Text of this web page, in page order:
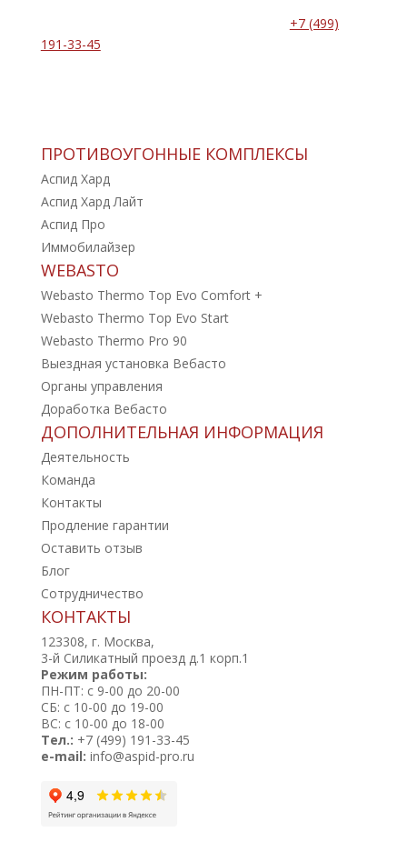
+7 (499)
191-33-45
ПРОТИВОУГОННЫЕ КОМПЛЕКСЫ
Аспид Хард
Аспид Хард Лайт
Аспид Про
Иммобилайзер
WEBASTO
Webasto Thermo Top Evo Comfort +
Webasto Thermo Top Evo Start
Webasto Thermo Pro 90
Выездная установка Вебасто
Органы управления
Доработка Вебасто
ДОПОЛНИТЕЛЬНАЯ ИНФОРМАЦИЯ
Деятельность
Команда
Контакты
Продление гарантии
Оставить отзыв
Блог
Сотрудничество
КОНТАКТЫ
123308, г. Москва,
3-й Силикатный проезд д.1 корп.1
Режим работы:
ПН-ПТ: с 9-00 до 20-00
СБ: с 10-00 до 19-00
ВС: с 10-00 до 18-00
Тел.: +7 (499) 191-33-45
e-mail: info@aspid-pro.ru